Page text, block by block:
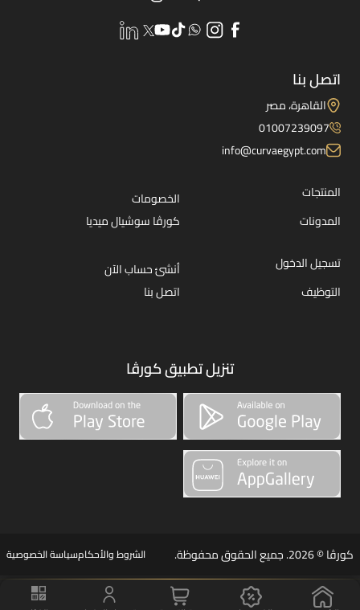
اتصل بنا
القاهرة، مصر
01007239097
info@curvaegypt.com
المنتجات
الخصومات
المدونات
كورڤا سوشيال ميديا
تسجيل الدخول
أنشئ حساب الآن
التوظيف
اتصل بنا
تنزيل تطبيق كورڤا
كورڤا © 2026. جميع الحقوق محفوظة. الشروط والأحكامسياسة الخصوصية